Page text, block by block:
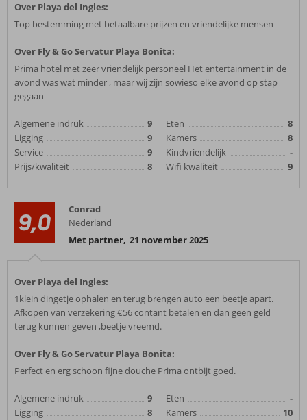
Over Playa del Ingles:
Top bestemming met betaalbare prijzen en vriendelijke mensen
Over Fly & Go Servatur Playa Bonita:
Prima hotel met zeer vriendelijk personeel Het entertainment in de
avond was wat minder , maar wij zijn sowieso elke avond op stap
gegaan
Algemene indruk
9
Ligging
9
Service
9
Prijs/kwaliteit
8
Eten
8
Kamers
8
Kindvriendelijk
-
Wifi kwaliteit
9
9,0
Conrad
Nederland
Met partner, 21 november 2025
Over Playa del Ingles:
1klein dingetje ophalen en terug brengen auto een beetje apart.
Afkopen van verzekering €56 contant betalen en dan geen geld
terug kunnen geven ,beetje vreemd.
Over Fly & Go Servatur Playa Bonita:
Perfect en erg schoon fijne douche Prima ontbijt goed.
Algemene indruk
9
Ligging
8
Eten
-
Kamers
10